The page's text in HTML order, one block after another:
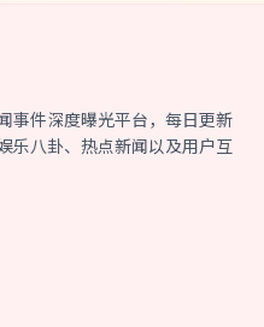
事件深度曝光平台，每日更新
乐八卦、热点新闻以及用户互